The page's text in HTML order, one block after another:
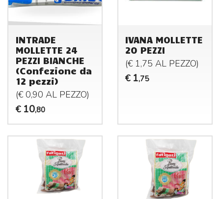
INTRADE
MOLLETTE 24
PEZZI BIANCHE
(Confezione da
12 pezzi)
(€ 0,90 AL PEZZO)
€ 10,80
IVANA MOLLETTE
20 PEZZI
(€ 1,75 AL PEZZO)
€ 1,75